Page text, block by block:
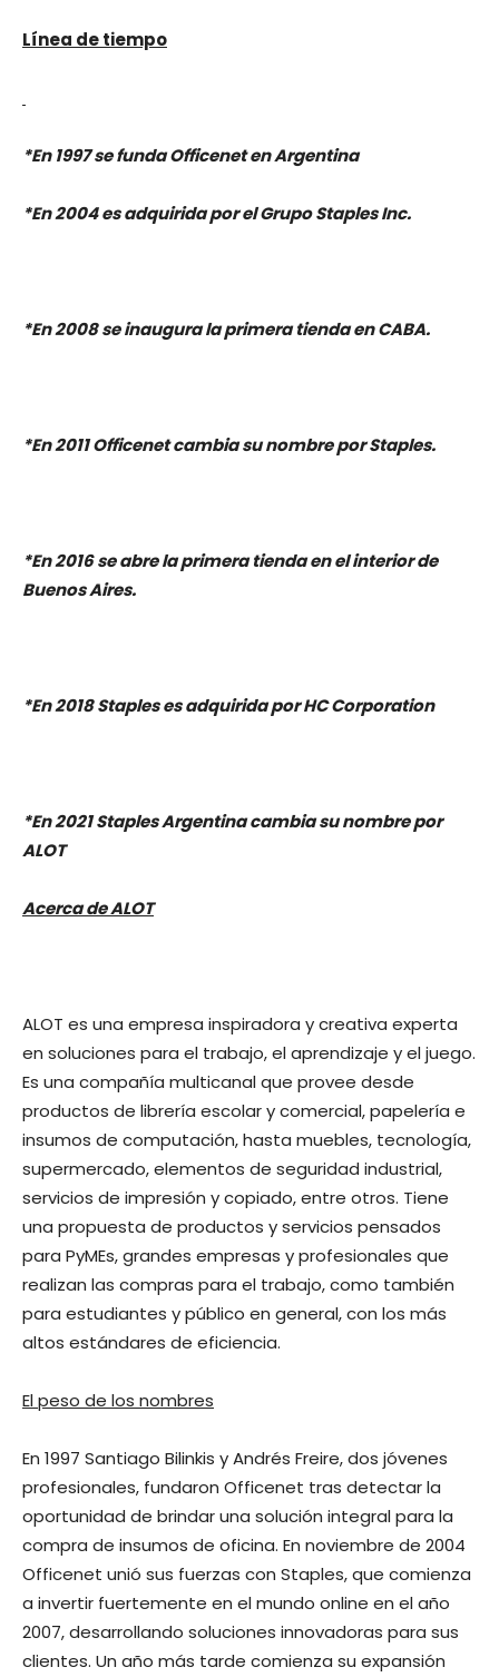
Línea de tiempo
*En 1997 se funda Officenet en Argentina
*En 2004 es adquirida por el Grupo Staples Inc.
*En 2008 se inaugura la primera tienda en CABA.
*En 2011 Officenet cambia su nombre por Staples.
*En 2016 se abre la primera tienda en el interior de
Buenos Aires.
*En 2018 Staples es adquirida por HC Corporation
*En 2021 Staples Argentina cambia su nombre por
ALOT
Acerca de ALOT
ALOT es una empresa inspiradora y creativa experta
en soluciones para el trabajo, el aprendizaje y el juego.
Es una compañía multicanal que provee desde
productos de librería escolar y comercial, papelería e
insumos de computación, hasta muebles, tecnología,
supermercado, elementos de seguridad industrial,
servicios de impresión y copiado, entre otros. Tiene
una propuesta de productos y servicios pensados
para PyMEs, grandes empresas y profesionales que
realizan las compras para el trabajo, como también
para estudiantes y público en general, con los más
altos estándares de eficiencia.
El peso de los nombres
En 1997 Santiago Bilinkis y Andrés Freire, dos jóvenes
profesionales, fundaron Officenet tras detectar la
oportunidad de brindar una solución integral para la
compra de insumos de oficina. En noviembre de 2004
Officenet unió sus fuerzas con Staples, que comienza
a invertir fuertemente en el mundo online en el año
2007, desarrollando soluciones innovadoras para sus
clientes. Un año más tarde comienza su expansión